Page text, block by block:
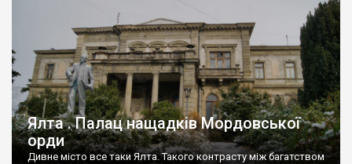
Ялта . Палац нащадків Мордовської
орди
Дивне місто все таки Ялта. Такого контрасту між багатством